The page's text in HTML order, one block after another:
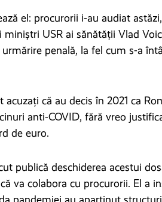
el: procurorii i-au audiat
USR ai sănătății Vlad
penală, la fel cum s-a
că au decis în 2021 ca
anti-COVID, fără vreo
de euro.
publică deschiderea acestui
că va colabora cu procurorii. El a